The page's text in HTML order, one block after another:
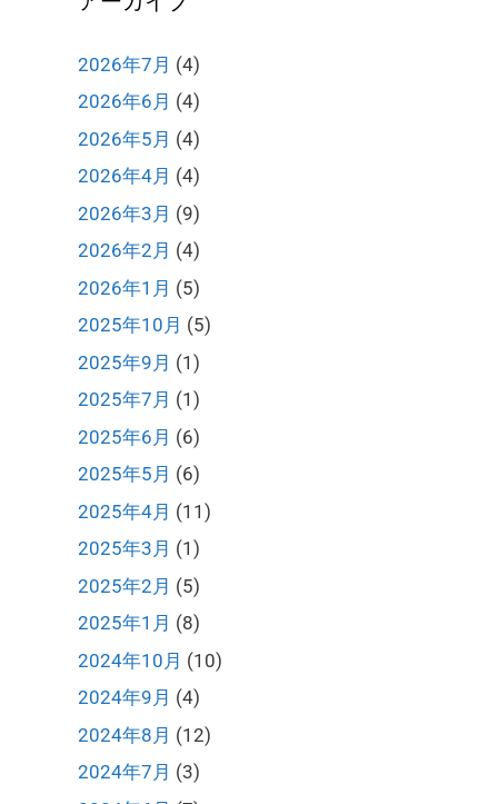
2026年7月 (4)
2026年6月 (4)
2026年5月 (4)
2026年4月 (4)
2026年3月 (9)
2026年2月 (4)
2026年1月 (5)
2025年10月 (5)
2025年9月 (1)
2025年7月 (1)
2025年6月 (6)
2025年5月 (6)
2025年4月 (11)
2025年3月 (1)
2025年2月 (5)
2025年1月 (8)
2024年10月 (10)
2024年9月 (4)
2024年8月 (12)
2024年7月 (3)